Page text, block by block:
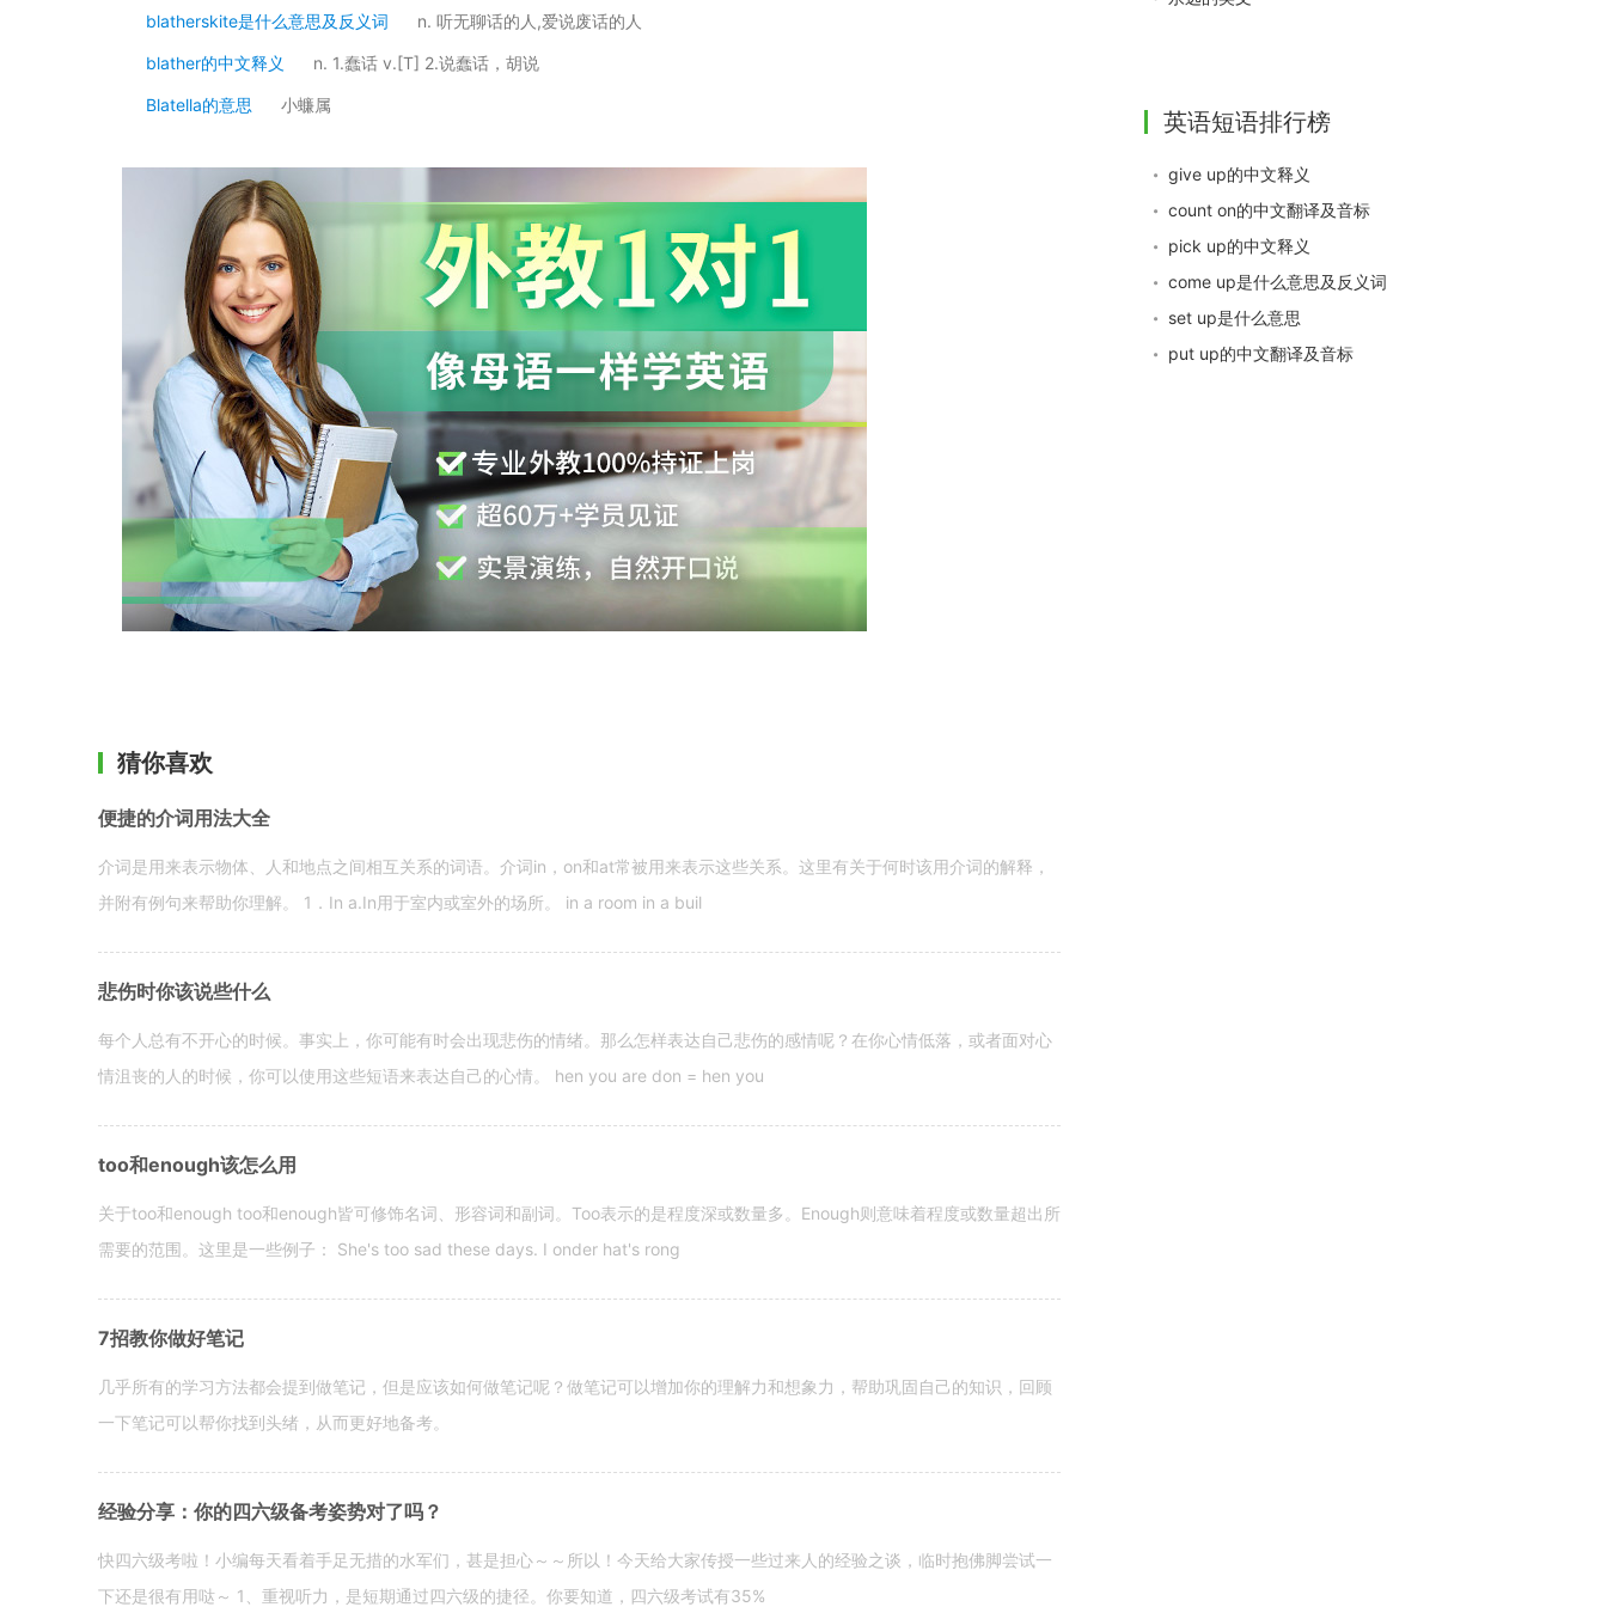
blatherskite是什么意思及反义词 n. 听无聊话的人,爱说废话的人
blather的中文释义 n. 1.蠢话 v.[T] 2.说蠢话，胡说
Blatella的意思 小蠊属
猜你喜欢
便捷的介词用法大全
介词是用来表示物体、人和地点之间相互关系的词语。介词in，on和at常被用来表示这些关系。这里有关于何时该用介词的解释，
并附有例句来帮助你理解。 1．In a.In用于室内或室外的场所。 in a room in a buil
悲伤时你该说些什么
每个人总有不开心的时候。事实上，你可能有时会出现悲伤的情绪。那么怎样表达自己悲伤的感情呢？在你心情低落，或者面对心
情沮丧的人的时候，你可以使用这些短语来表达自己的心情。 hen you are don = hen you
too和enough该怎么用
关于too和enough too和enough皆可修饰名词、形容词和副词。Too表示的是程度深或数量多。Enough则意味着程度或数量超出所
需要的范围。这里是一些例子： She's too sad these days. I onder hat's rong
7招教你做好笔记
几乎所有的学习方法都会提到做笔记，但是应该如何做笔记呢？做笔记可以增加你的理解力和想象力，帮助巩固自己的知识，回顾
一下笔记可以帮你找到头绪，从而更好地备考。
经验分享：你的四六级备考姿势对了吗？
快四六级考啦！小编每天看着手足无措的水军们，甚是担心～～所以！今天给大家传授一些过来人的经验之谈，临时抱佛脚尝试一
下还是很有用哒～ 1、重视听力，是短期通过四六级的捷径。你要知道，四六级考试有35%
英语短语排行榜
give up的中文释义
count on的中文翻译及音标
pick up的中文释义
come up是什么意思及反义词
set up是什么意思
put up的中文翻译及音标